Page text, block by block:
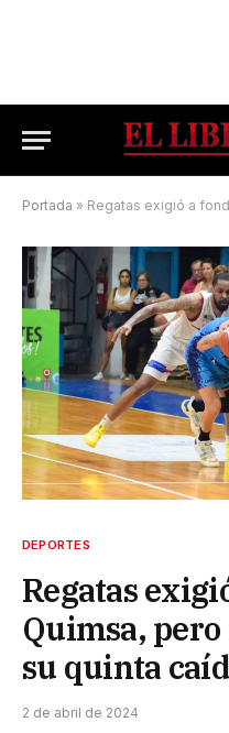
Portada » Regatas exigió a fondo a
DEPORTES
Regatas
Quimsa,
su quinta
2 de abril de 2024